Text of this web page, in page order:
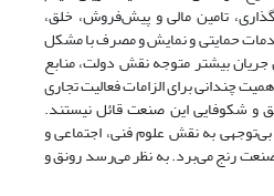
تامین مالی و پیش‌فروش، خلق،
خدمات حمایتی و نمایش و مصرف با مشکل
بیشتر متوجه نقش دولت، منابع
چندانی برای الزامات فعالیت تجاری
و شکوفایی این صنعت قائل نیستند.
به نقش علوم فنی، اجتماعی و
رنج می‌برد. به نظر می‌رسد رونق و